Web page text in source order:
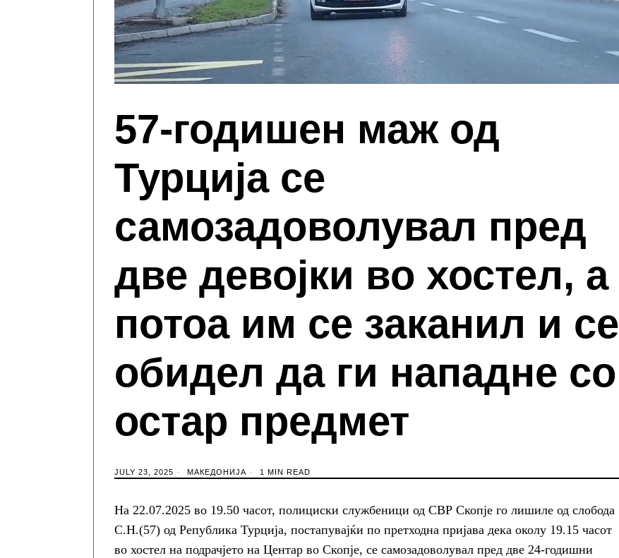
57-годишен маж од
Турција се
самозадоволувал пред
две девојки во хостел, а
потоа им се заканил и се
обидел да ги нападне со
остар предмет
JULY 23, 2025 МАКЕДОНИЈА 1 MIN READ
На 22.07.2025 во 19.50 часот, полициски службеници од СВР Скопје го лишиле од слобода
С.Н.(57) од Република Турција, постапувајќи по претходна пријава дека околу 19.15 часот
во хостел на подрачјето на Центар во Скопје, се самозадоволувал пред две 24-годишни